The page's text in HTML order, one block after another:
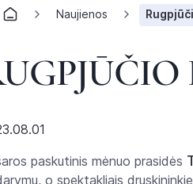
Naujienos
paskutinis mėnuo prasidės
o spektakliais